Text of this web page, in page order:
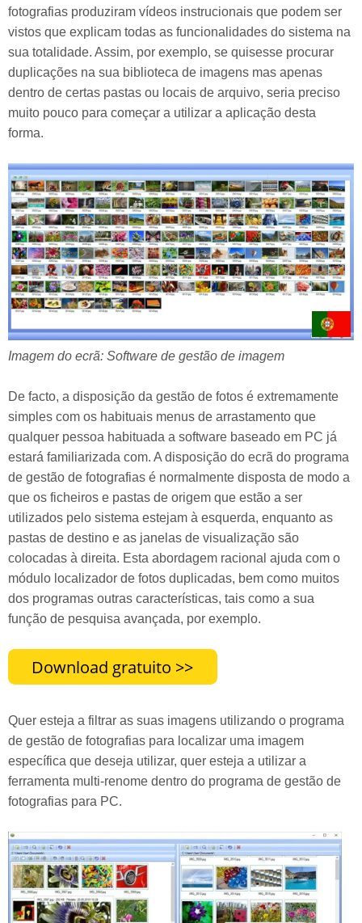
fotografias produziram vídeos instrucionais que podem ser
vistos que explicam todas as funcionalidades do sistema na
sua totalidade. Assim, por exemplo, se quisesse procurar
duplicações na sua biblioteca de imagens mas apenas
dentro de certas pastas ou locais de arquivo, seria preciso
muito pouco para começar a utilizar a aplicação desta
forma.
Imagem do ecrã: Software de gestão de imagem
De facto, a disposição da gestão de fotos é extremamente
simples com os habituais menus de arrastamento que
qualquer pessoa habituada a software baseado em PC já
estará familiarizada com. A disposição do ecrã do programa
de gestão de fotografias é normalmente disposta de modo a
que os ficheiros e pastas de origem que estão a ser
utilizados pelo sistema estejam à esquerda, enquanto as
pastas de destino e as janelas de visualização são
colocadas à direita. Esta abordagem racional ajuda com o
módulo localizador de fotos duplicadas, bem como muitos
dos programas outras características, tais como a sua
função de pesquisa avançada, por exemplo.
Quer esteja a filtrar as suas imagens utilizando o programa
de gestão de fotografias para localizar uma imagem
específica que deseja utilizar, quer esteja a utilizar a
ferramenta multi-renome dentro do programa de gestão de
fotografias para PC.